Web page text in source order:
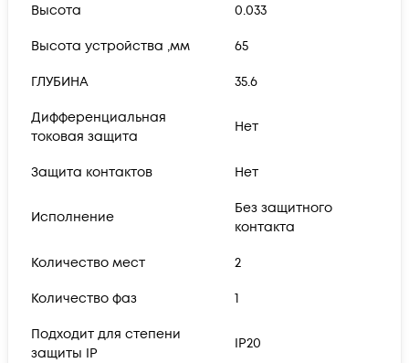
Высота 0.033
Высота устройства ,мм 65
ГЛУБИНА 35.6
Дифференциальная
токовая защита
Нет
Защита контактов Нет
Исполнение
Без защитного
контакта
Количество мест 2
Количество фаз 1
Подходит для степени
защиты IP
IP20